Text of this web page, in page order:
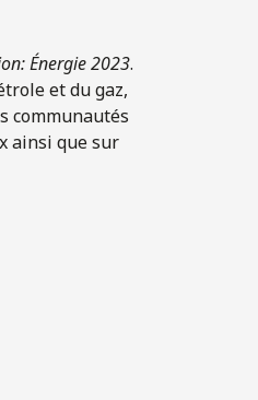
Énergie 2023.
et du gaz,
communautés
ainsi que sur